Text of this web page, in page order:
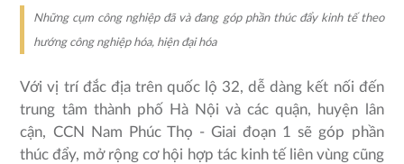
Những cụm công nghiệp đã và đang góp phần thúc đẩy kinh tế theo
hướng công nghiệp hóa, hiện đại hóa
Với vị trí đắc địa trên quốc lộ 32, dễ dàng kết nối đến
trung tâm thành phố Hà Nội và các quận, huyện lân
cận, CCN Nam Phúc Thọ - Giai đoạn 1 sẽ góp phần
thúc đẩy, mở rộng cơ hội hợp tác kinh tế liên vùng cũng